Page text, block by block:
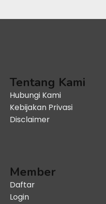
Tentang Kami
Hubungi Kami
Kebijakan Privasi
Disclaimer
Member
Daftar
Login